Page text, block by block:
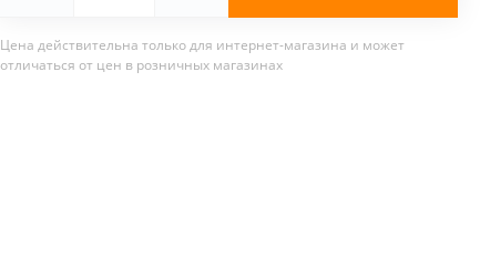
Цена действительна только для интернет-магазина и может
отличаться от цен в розничных магазинах